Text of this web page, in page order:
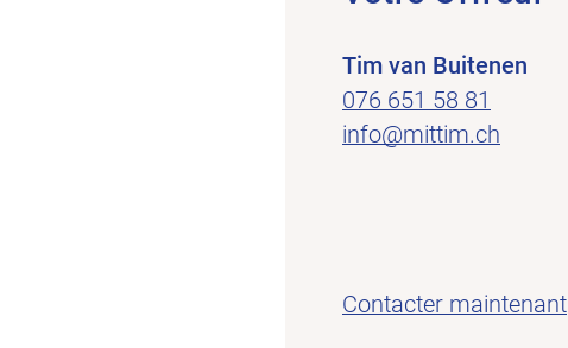
Tim van Buitenen
076 651 58 81
info@mittim.ch
Contacter maintenant